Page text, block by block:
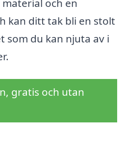
och en
kan ditt tak bli en stolt
som du kan njuta av i
gratis och utan